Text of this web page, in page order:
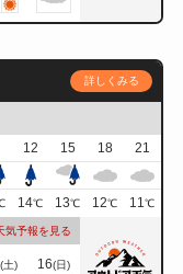
詳しくみる
12 15 18
21
14℃ 13℃ 12℃ 11℃
気予報を見る
(土) 16(日)